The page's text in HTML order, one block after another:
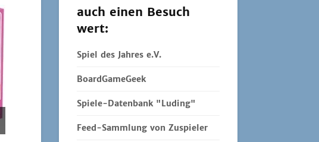
auch einen Besuch
wert:
Spiel des Jahres e.V.
BoardGameGeek
Spiele-Datenbank "Luding"
Feed-Sammlung von Zuspieler